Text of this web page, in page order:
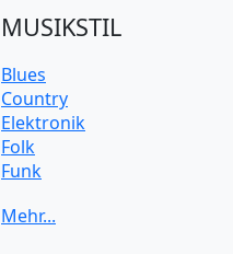
MUSIKSTIL
Blues
Country
Elektronik
Folk
Funk
Klassik